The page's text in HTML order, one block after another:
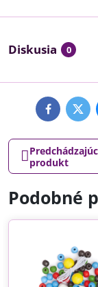
Diskusia 0
Facebook
produkt
Podobné